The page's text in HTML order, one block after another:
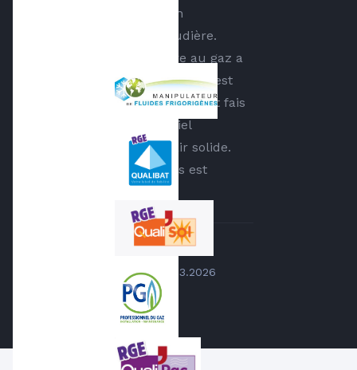
fais appel à eux pour un
changement de de chaudière.
Passage d'une chaudière au gaz a
une pompe a chaleur. Tout c'est
bien passé, les techniciens ont fais
du bon travail, le matériel
fonctionne bien est a l'air solide.
Petit plus la PAC Arkteos est
...
Aymen Khriessle 06.03.2026